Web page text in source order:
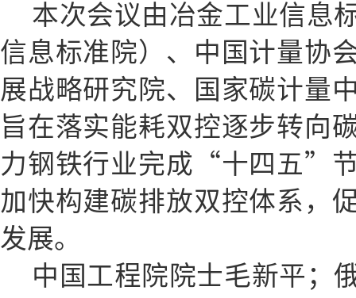
本次会议由冶金工业信息
信息标准院）、中国计量协
展战略研究院、国家碳计量
旨在落实能耗双控逐步转向
力钢铁行业完成“十四五”
加快构建碳排放双控体系，
发展。
中国工程院院士毛新平；